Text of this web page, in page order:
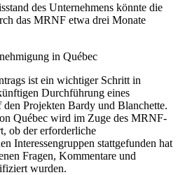
des Unternehmens könnte die
das MRNF etwa drei Monate
in Québec
ist ein wichtiger Schritt in
Durchführung eines
Projekten Bardy und Blanchette.
Québec wird im Zuge des MRNF-
ob der erforderliche
Interessengruppen stattgefunden hat
Fragen, Kommentare und
wurden.